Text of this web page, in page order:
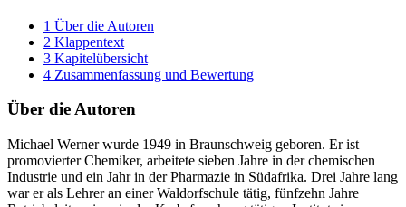
1 Über die Autoren
2 Klappentext
3 Kapitelübersicht
4 Zusammenfassung und Bewertung
Über die Autoren
Michael Werner wurde 1949 in Braunschweig geboren. Er ist
promovierter Chemiker, arbeitete sieben Jahre in der chemischen
Industrie und ein Jahr in der Pharmazie in Südafrika. Drei Jahre lang
war er als Lehrer an einer Waldorfschule tätig, fünfzehn Jahre